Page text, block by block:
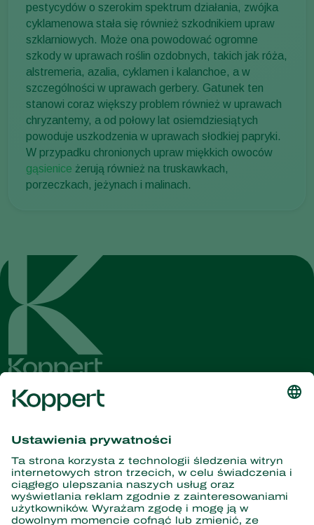
pestycydów o szerokim spektrum działania, zwójka
cyklamenowa stała się również szkodnikiem upraw
szklarniowych. Może ona powodować ogromne
szkody w uprawach roślin ozdobnych, takich jak róża,
alstremeria, azalia, cyklamen i kalanchoe, a w
szczególności w uprawach gerbery. Gatunek ten
stanowi coraz większy problem również w uprawach
chryzantemy, a od połowy lat osiemdziesiątych
powoduje uszkodzenia w uprawach słodkiej papryki.
W przypadku chronionych upraw miękkich owoców
gąsienice żerują również na truskawkach,
porzeczkach, jeżynach i malinach.
Dostęp do najnowszych
wiadomości i informacji
Zasubskrybuj tutaj